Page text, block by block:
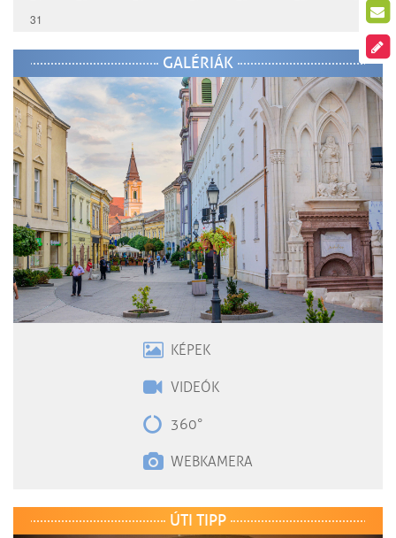
31
GALÉRIÁK
KÉPEK
VIDEÓK
360°
WEBKAMERA
ÚTI TIPP